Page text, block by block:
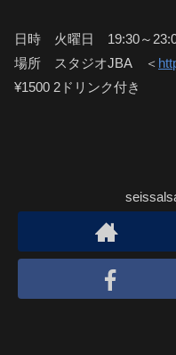
日時 火曜日 19:30～
場所 スタジオJBA ＜
¥1500 2ドリンク付き